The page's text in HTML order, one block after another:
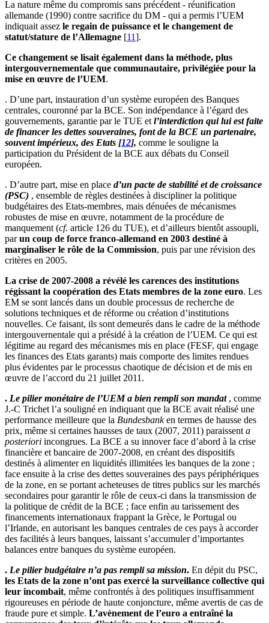
La nature même du compromis sans précédent - réunification
allemande (1990) contre sacrifice du DM - qui a permis l’UEM
indiquait assez le regain de puissance et le changement de
statut/stature de l’Allemagne [11].
Ce changement se lisait également dans la méthode, plus
intergouvernementale que communautaire, privilégiée pour la
mise en œuvre de l’UEM.
. D’une part, instauration d’un système européen des Banques
centrales, couronné par la BCE. Son indépendance à l’égard des
gouvernements, garantie par le TUE et l’interdiction qui lui est faite
de financer les dettes souveraines, font de la BCE un partenaire,
souvent impérieux, des Etats [12], comme le souligne la
participation du Président de la BCE aux débats du Conseil
européen.
. D’autre part, mise en place d’un pacte de stabilité et de croissance
(PSC) , ensemble de règles destinées à discipliner la politique
budgétaires des Etats-membres, mais dénuées de mécanismes
robustes de mise en œuvre, notamment de la procédure de
manquement (cf. article 126 du TUE), et d’ailleurs bientôt assoupli,
parun coup de force franco-allemand en 2003 destiné à
marginaliser le rôle de la Commission, puis par une révision des
critères en 2005.
La crise de 2007-2008 a révélé les carences des institutions
régissant la coopération des Etats membres de la zone euro. Les
EM se sont lancés dans un double processus de recherche de
solutions techniques et de réforme ou création d’institutions
nouvelles. Ce faisant, ils sont demeurés dans le cadre de la méthode
intergouvernentale qui a présidé à la création de l’UEM. Ce qui est
légitime au regard des mécanismes mis en place (FESF, qui engage
les finances des Etats garants) mais comporte des limites rendues
plus évidentes par le processus chaotique de décision et de mis en
œuvre de l’accord du 21 juillet 2011.
. Le pilier monétaire de l’UEM a bien rempli son mandat , comme
J.-C Trichet l’a souligné en indiquant que la BCE avait réalisé une
performance meilleure que la Bundesbanken termes de hausse des
prix, même si certaines hausses de taux (2007, 2011) paraissent a
posteriori incongrues. La BCE a su innover face d’abord à la crise
financière et bancaire de 2007-2008, en créant des dispositifs
destinés à alimenter en liquidités illimitées les banques de la zone ;
face ensuite à la crise des dettes souveraines des pays périphériques
de la zone, en se portant acheteuses de titres publics sur les marchés
secondaires pour garantir le rôle de ceux-ci dans la transmission de
la politique de crédit de la BCE ; face enfin au tarissement des
financements internationaux frappant la Grèce, le Portugal ou
l’Irlande, en autorisant les banques centrales de ces pays à accorder
des facilités à leurs banques, laissant s’accumuler d’importantes
balances entre banques du système européen.
. Le pilier budgétaire n’a pas rempli sa mission. En dépit du PSC,
les Etats de la zone n’ont pas exercé la surveillance collective qui
leur incombait, même confrontés à des politiques insuffisamment
rigoureuses en période de haute conjoncture, même avertis de cas de
fraude pure et simple. L’avènement de l’euro a entraîné la